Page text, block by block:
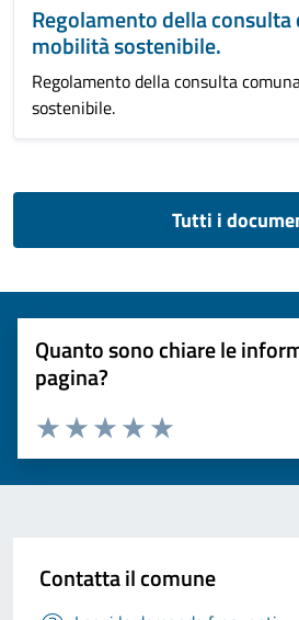
Regolamento della
mobilità sostenibile.
Regolamento della consulta
sostenibile.
Tutti i
Quanto sono chiare le
pagina?
Valuta 5 stelle su 5
Valuta 4 stelle su 5
Valuta 3 stelle su 5
Valuta 2 stelle su 5
Valuta 1 stelle su 5
Contatta il comune